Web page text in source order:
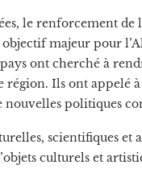
le renforcement
objectif majeur pour
pays ont cherché à
région. Ils ont appelé
politiques
scientifiques
culturels et